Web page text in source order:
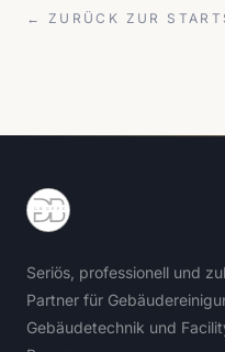
← ZURÜCK ZUR
Seriös, professionell und
Partner für
Gebäudetechnik und